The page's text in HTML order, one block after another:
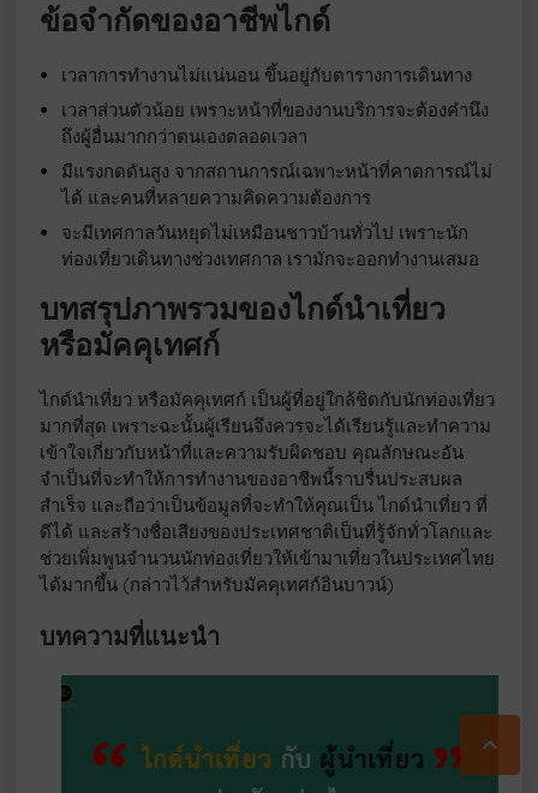
ข้อจำกัดของอาชีพไกด์
เวลาการทำงานไม่แน่นอน ขึ้นอยู่กับตารางการเดินทาง
เวลาส่วนตัวน้อย เพราะหน้าที่ของงานบริการจะต้องคำนึง
ถึงผู้อื่นมากกว่าตนเองตลอดเวลา
มีแรงกดดันสูง จากสถานการณ์เฉพาะหน้าที่คาดการณ์ไม่
ได้ และคนที่หลายความคิดความต้องการ
จะมีเทศกาลวันหยุดไม่เหมือนชาวบ้านทั่วไป เพราะนัก
ท่องเที่ยวเดินทางช่วงเทศกาล เรามักจะออกทำงานเสมอ
บทสรุปภาพรวมของไกด์นำเที่ยว
หรือมัคคุเทศก์
ไกด์นำเที่ยว หรือมัคคุเทศก์ เป็นผู้ที่อยู่ใกล้ชิดกับนักท่องเที่ยว
มากที่สุด เพราะฉะนั้นผู้เรียนจึงควรจะได้เรียนรู้และทำความ
เข้าใจเกี่ยวกับหน้าที่และความรับผิดชอบ คุณลักษณะอัน
จำเป็นที่จะทำให้การทำงานของอาชีพนี้ราบรื่นประสบผล
สำเร็จ และถือว่าเป็นข้อมูลที่จะทำให้คุณเป็น ไกด์นำเที่ยว ที่
ดีได้ และสร้างชื่อเสียงของประเทศชาติเป็นที่รู้จักทั่วโลกและ
ช่วยเพิ่มพูนจำนวนนักท่องเที่ยวให้เข้ามาเที่ยวในประเทศไทย
ได้มากขึ้น (กล่าวไว้สำหรับมัคคุเทศก์อินบาวน์)
บทความที่แนะนำ
